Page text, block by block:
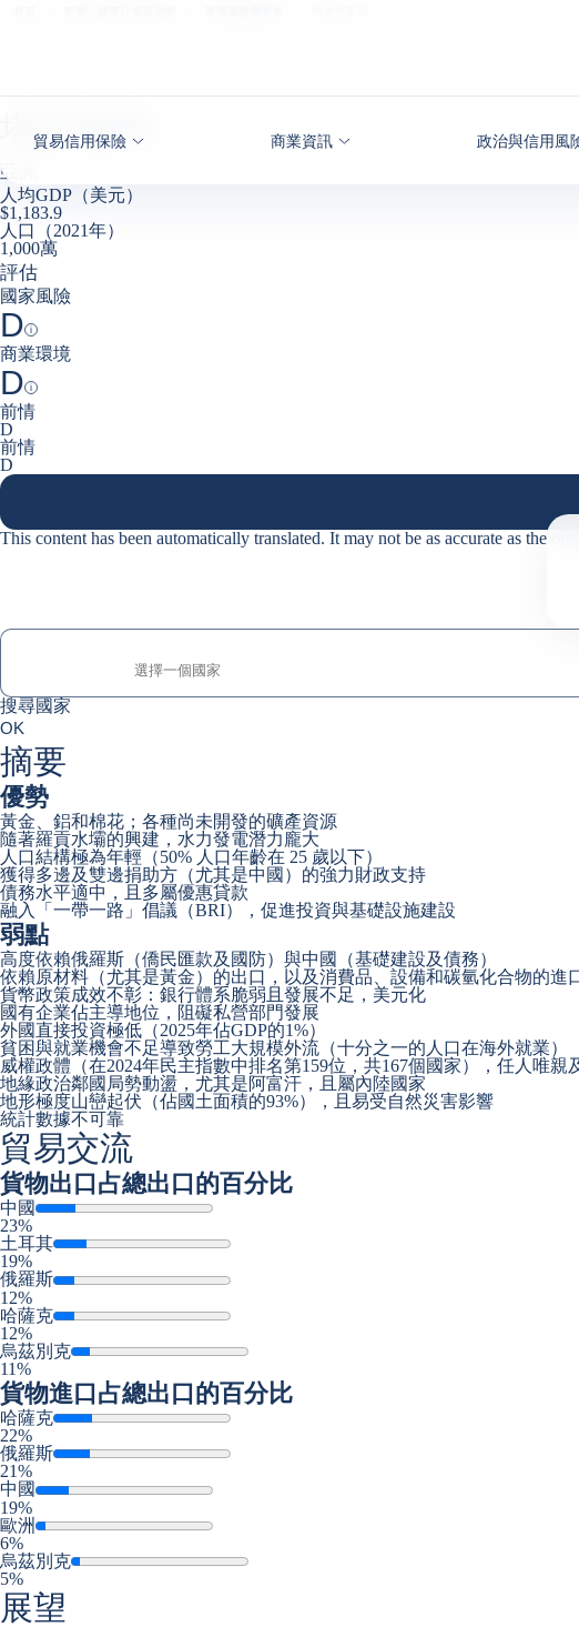
貿易信用保險 商業資訊 政治與信用風
塔吉克斯坦
亞洲
人均GDP（美元）
$1,183.9
人口（2021年）
1,000萬
評估
國家風險
D
Help
商業環境
D
Help
前情
D
前情
D
This content has been automatically translated. It may not be as accurate as the
搜尋國家
0suggestions
搜尋國家
OK
摘要
優勢
黃金、鋁和棉花；各種尚未開發的礦產資源
隨著羅貢水壩的興建，水力發電潛力龐大
人口結構極為年輕（50% 人口年齡在 25 歲以下）
獲得多邊及雙邊捐助方（尤其是中國）的強力財政支持
債務水平適中，且多屬優惠貸款
融入「一帶一路」倡議（BRI），促進投資與基礎設施建設
弱點
高度依賴俄羅斯（僑民匯款及國防）與中國（基礎建設及債務）
依賴原材料（尤其是黃金）的出口，以及消費品、設備和碳氫化合物的進
貨幣政策成效不彰：銀行體系脆弱且發展不足，美元化
國有企業佔主導地位，阻礙私營部門發展
外國直接投資極低（2025年佔GDP的1%）
貧困與就業機會不足導致勞工大規模外流（十分之一的人口在海外就業）
威權政體（在2024年民主指數中排名第159位，共167個國家），任人唯親
地緣政治鄰國局勢動盪，尤其是阿富汗，且屬內陸國家
地形極度山巒起伏（佔國土面積的93%），且易受自然災害影響
統計數據不可靠
貿易交流
貨物出口占總出口的百分比
中國
23%
土耳其
19%
俄羅斯
12%
哈薩克
12%
烏茲別克
11%
貨物進口占總出口的百分比
哈薩克
22%
俄羅斯
21%
中國
19%
歐洲
6%
烏茲別克
5%
展望